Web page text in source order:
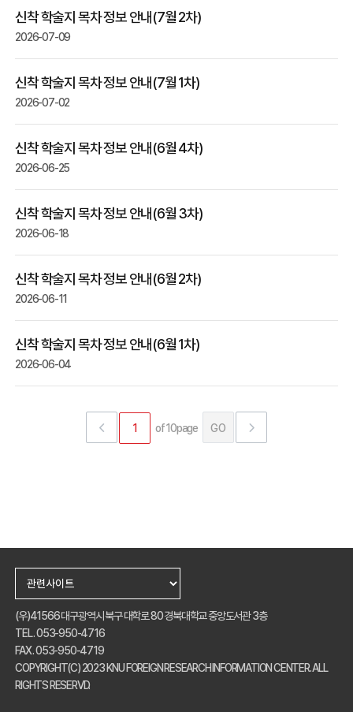
신착 학술지 목차 정보 안내(7월 2차)
2026-07-09
신착 학술지 목차 정보 안내(7월 1차)
2026-07-02
신착 학술지 목차 정보 안내(6월 4차)
2026-06-25
신착 학술지 목차 정보 안내(6월 3차)
2026-06-18
신착 학술지 목차 정보 안내(6월 2차)
2026-06-11
신착 학술지 목차 정보 안내(6월 1차)
2026-06-04
of 10page GO
(우)41566 대구광역시 북구 대학로 80 경북대학교 중앙도서관 3층
TEL . 053-950-4716
FAX . 053-950-4719
COPYRIGHT(C) 2023 KNU FOREIGN RESEARCH INFORMATION CENTER. ALL
RIGHTS RESERVD.